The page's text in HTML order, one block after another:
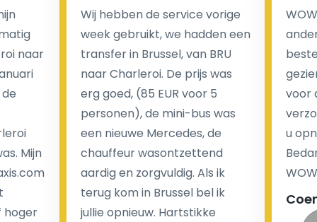
Een van de meest aantrekkelijke voordelen van
luchthaventaxi's is een vast tarief voor uw rit. In
tegenstelling tot traditionele taxi's met taxameter
brengen wij u geen extra kosten in rekening voor de
nachtrit.
We hebben geen ophaaltarief of extra kosten voor
wachttijd als uw vlucht vertraging heeft.
Kijk op onze website voor meer informatie over uw
transferkosten. Ons boekingsformulier bevat alle
mogelijke extra's die u kunt kiezen en de prijs die u
naar
Mijn
hoger
Wij hebben de service vorige
week gebruikt, we hadden een
transfer in Brussel, van BRU
naar Charleroi. De prijs was
erg goed, (85 EUR voor 5
personen), de mini-bus was
een nieuwe Mercedes, de
chauffeur wasontzettend
aardig en zorgvuldig. Als ik
terug kom in Brussel bel ik
jullie opnieuw. Hartstikke
voor
u